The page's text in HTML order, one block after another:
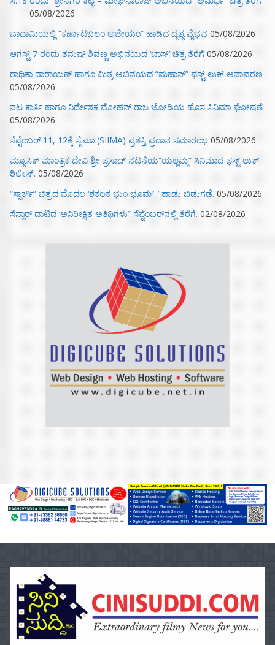
05/08/2026
ಬಾದಾಮಿಯಲ್ಲಿ “ಕರ್ಣಾಟಬಲಂ ಅಜೇಯಂ” ಹಾಡಿದ ದೃಶ್ಯ ವೈಭವ 05/08/2026
ಆಗಸ್ಟ್ 7 ರಂದು ತನುಷ್ ಶಿವಣ್ಣ ಅಭಿನಯದ ‘ಬಾಸ್’ ಚಿತ್ರ ತೆರೆಗೆ 05/08/2026
ರಾಧಿಕಾ ನಾರಾಯಣ್ ಹಾಗೂ ಮಿತ್ರ ಅಭಿನಯದ “ಮಹಾನ್” ಫಸ್ಟ್ ಲುಕ್ ಅನಾವರಣ
05/08/2026
ನಟ ಕಾರ್ತಿ ಹಾಗೂ ನಿರ್ದೇಶಕ ಮೋಹನ್ ರಾಜ ಜೋಡಿಯ ಹೊಸ ಸಿನಿಮಾ ಘೋಷಣೆ
05/08/2026
ಸೆಪ್ಟೆಂಬರ್ 11, 12ಕ್ಕೆ ಸೈಮಾ (SIIMA) ಪ್ರಶಸ್ತಿ ಪ್ರದಾನ ಸಮಾರಂಭ 05/08/2026
ಮ್ಯೂಸಿಕ್‌ ಮಾಂತ್ರಿಕ ದೇವಿ ಶ್ರೀ ಪ್ರಸಾದ್ ನಟನೆಯ”ಯಲ್ಲಮ್ಮ” ಸಿನಿಮಾದ ಫಸ್ಟ್‌ ಲುಕ್‌
ರಿಲೀಸ್. 05/08/2026
“ಸ್ಪಾರ್ಕ್” ಚಿತ್ರದ ಮೊದಲ‌ ‘ಶಕಲಕ ಭುಂ‌ ಭೂಮ್..’ ಹಾಡು ಬಿಡುಗಡೆ. 05/08/2026
ಸೆನ್ಸಾರ್ ದಾಟಿದ ‘ಅನಿರೀಕ್ಷಿತ ಅತಿಥಿಗಳು” ಸೆಪ್ಟೆಂಬರ್‌ನಲ್ಲಿ ತೆರೆಗೆ. 02/08/2026